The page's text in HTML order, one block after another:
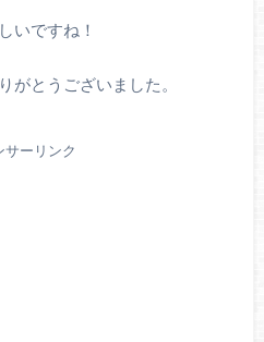
いですね！
がとうございました。
サーリンク